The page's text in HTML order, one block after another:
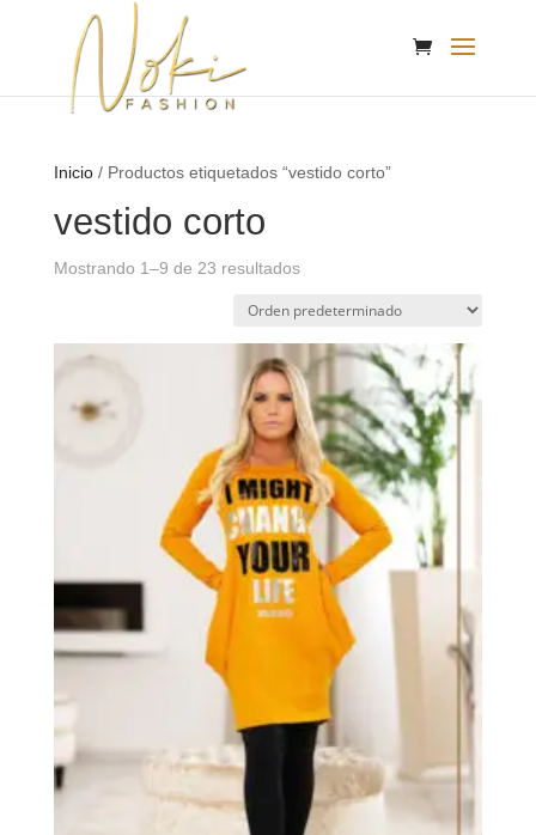
Inicio/ Productos etiquetados “vestido corto”
vestido corto
Mostrando 1–9 de 23 resultados